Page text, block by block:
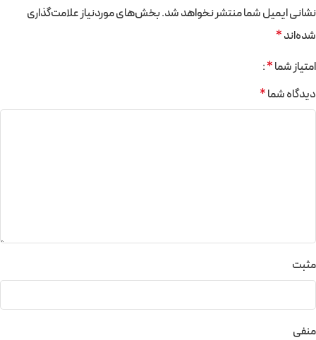
نشانی ایمیل شما منتشر نخواهد شد.بخش‌های موردنیاز علامت‌گذاری
شده‌اند*
امتیاز شما*
دیدگاه شما*
مثبت
منفی